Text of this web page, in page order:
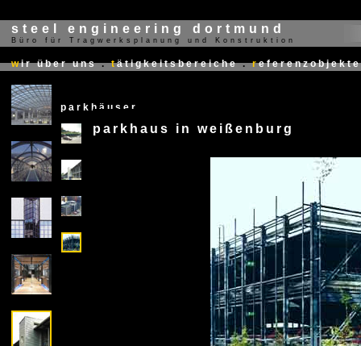
steel engineering dortmund
Büro für Tragwerksplanung und Konstruktion
wir über uns . tätigkeitsbereiche . referenzobjekte
parkhäuser
X
parkhaus in weißenburg